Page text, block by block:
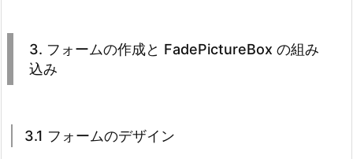
ア
プ
ー
3. フォームの作成と FadePictureBox の組み
込み
3.1 フォームのデザイン